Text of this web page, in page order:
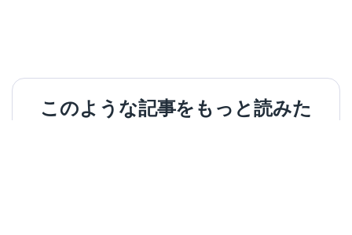
このような記事をもっと読みた